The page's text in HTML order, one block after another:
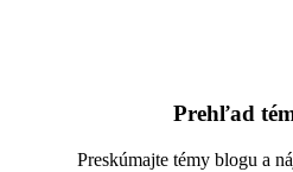
Prehľad
Preskúmajte témy blogu a